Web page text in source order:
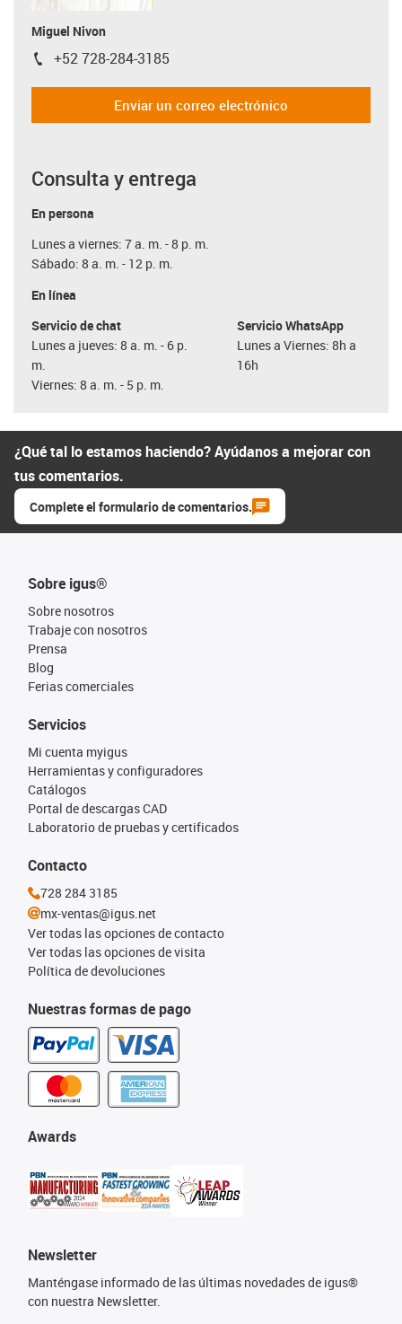
Miguel Nivon
igus-icon-phone
+52 728-284-3185
Enviar un correo electrónico
Consulta y entrega
En persona
Lunes a viernes: 7 a. m. - 8 p. m.
Sábado: 8 a. m. - 12 p. m.
En línea
Servicio de chat
Lunes a jueves: 8 a. m. - 6 p.
m.
Viernes: 8 a. m. - 5 p. m.
Servicio WhatsApp
Lunes a Viernes: 8h a
16h
¿Qué tal lo estamos haciendo? Ayúdanos a mejorar con
tus comentarios.
Complete el formulario de comentarios.
Sobre igus®
Sobre nosotros
Trabaje con nosotros
Prensa
Blog
Ferias comerciales
Nuestras formas de pago
Servicios
Mi cuenta myigus
Herramientas y configuradores
Catálogos
Portal de descargas CAD
Laboratorio de pruebas y certificados
Awards
Newsletter
Manténgase informado de las últimas novedades de igus®
con nuestra Newsletter.
Contacto
728 284 3185
mx-ventas@igus.net
Ver todas las opciones de contacto
Ver todas las opciones de visita
Política de devoluciones